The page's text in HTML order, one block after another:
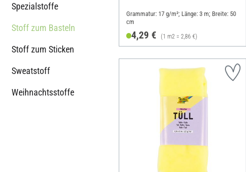
Spezialstoffe
Stoff zum Basteln
Stoff zum Sticken
Sweatstoff
Weihnachtsstoffe
Grammatur: 17 g/m²; Länge: 3 m; Breite: 50
cm
4,29 € (1 m2 = 2,86 €)